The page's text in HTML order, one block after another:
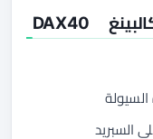
السبريد